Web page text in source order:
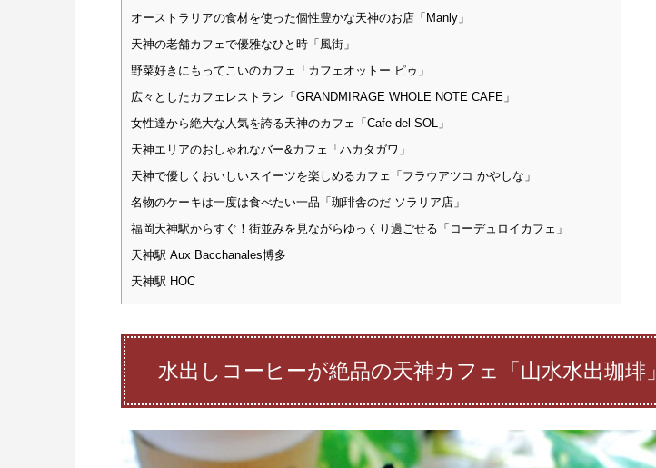
オーストラリアの食材を使った個性豊かな天神のお店「Manly」
天神の老舗カフェで優雅なひと時「風街」
野菜好きにもってこいのカフェ「カフェオットー ピゥ」
広々としたカフェレストラン「GRANDMIRAGE WHOLE NOTE CAFE」
女性達から絶大な人気を誇る天神のカフェ「Cafe del SOL」
天神エリアのおしゃれなバー&カフェ「ハカタガワ」
天神で優しくおいしいスイーツを楽しめるカフェ「フラウアツコ かやしな」
名物のケーキは一度は食べたい一品「珈琲舎のだ ソラリア店」
福岡天神駅からすぐ！街並みを見ながらゆっくり過ごせる「コーデュロイカフェ」
天神駅 Aux Bacchanales博多
天神駅 HOC
水出しコーヒーが絶品の天神カフェ「山水水出珈琲」